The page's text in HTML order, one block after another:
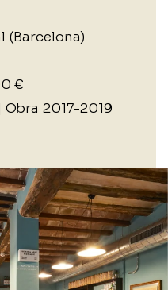
(Barcelona)
€
Obra 2017-2019